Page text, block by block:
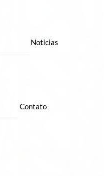
Notícias
Contato